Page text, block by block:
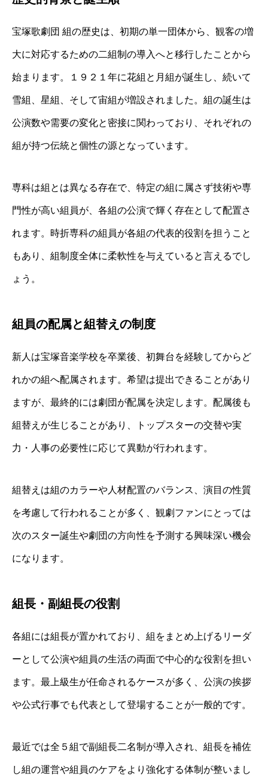
宝塚歌劇団 組の歴史は、初期の単一団体から、観客の増
大に対応するための二組制の導入へと移行したことから
始まります。１９２１年に花組と月組が誕生し、続いて
雪組、星組、そして宙組が増設されました。組の誕生は
公演数や需要の変化と密接に関わっており、それぞれの
組が持つ伝統と個性の源となっています。
専科は組とは異なる存在で、特定の組に属さず技術や専
門性が高い組員が、各組の公演で輝く存在として配置さ
れます。時折専科の組員が各組の代表的役割を担うこと
もあり、組制度全体に柔軟性を与えていると言えるでし
ょう。
組員の配属と組替えの制度
新人は宝塚音楽学校を卒業後、初舞台を経験してからど
れかの組へ配属されます。希望は提出できることがあり
ますが、最終的には劇団が配属を決定します。配属後も
組替えが生じることがあり、トップスターの交替や実
力・人事の必要性に応じて異動が行われます。
組替えは組のカラーや人材配置のバランス、演目の性質
を考慮して行われることが多く、観劇ファンにとっては
次のスター誕生や劇団の方向性を予測する興味深い機会
になります。
組長・副組長の役割
各組には組長が置かれており、組をまとめ上げるリーダ
ーとして公演や組員の生活の両面で中心的な役割を担い
ます。最上級生が任命されるケースが多く、公演の挨拶
や公式行事でも代表として登場することが一般的です。
最近では全５組で副組長二名制が導入され、組長を補佐
し組の運営や組員のケアをより強化する体制が整いまし